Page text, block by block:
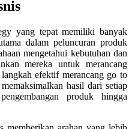
yang tepat memiliki banyak
dalam peluncuran produk
mengetahui kebutuhan dan
mereka untuk merancang
efektif merancang go to
hasil dari setiap
produk hingga